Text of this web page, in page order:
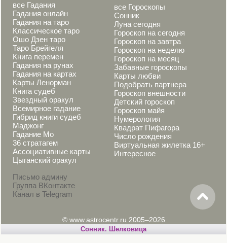
все Гадания
Гадания онлайн
Гадания на таро
Классическое таро
Ошо Дзен таро
Таро Брейгеля
Книга перемен
Гадания на рунах
Гадания на картах
Карты Ленорман
Книга судеб
Звездный оракул
Всемирное гадание
Гибрид книги судеб
Маджонг
Гадание Мо
36 стратагем
Ассоциативные карты
Цыганский оракул
Письмо админу
Группа ВКонтакте
Канал в Telegram
все Гороскопы
Сонник
Луна сегодня
Гороскоп на сегодня
Гороскоп на завтра
Гороскоп на неделю
Гороскоп на месяц
Забавные гороскопы
Карты любви
Подобрать партнера
Гороскоп внешности
Детский гороскоп
Гороскоп майя
Нумерология
Квадрат Пифагора
Число рождения
Виртуальная жилетка 16+
Интересное
© www.astrocentr.ru 2005–2026
Cонник. Шелковица